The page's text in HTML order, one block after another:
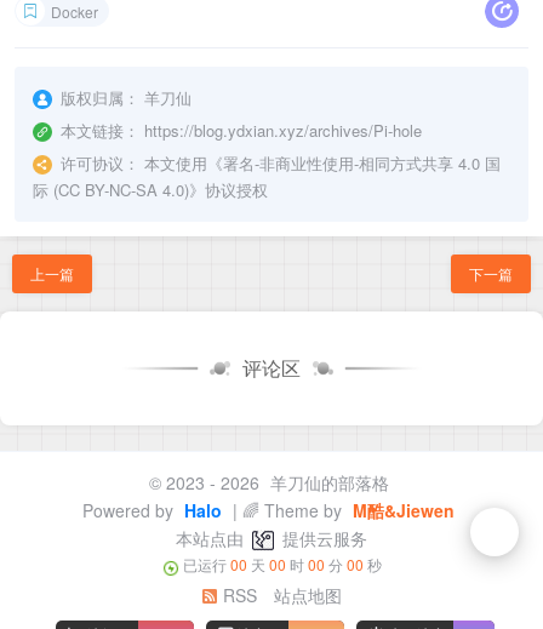
Docker
版权归属： 羊刀仙
本文链接： https://blog.ydxian.xyz/archives/Pi-hole
许可协议： 本文使用《署名-非商业性使用-相同方式共享 4.0 国
际 (CC BY-NC-SA 4.0)》协议授权
上一篇 下一篇
评论区
© 2023 - 2026 羊刀仙的部落格
Powered by Halo | 🌈 Theme by M酷&Jiewen
本站点由
提供云服务
已运行00 天 00 时00 分 00 秒
RSS 站点地图